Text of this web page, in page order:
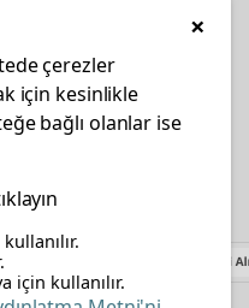
Züccaciye×
çerezler
için kesinlikle
bağlı olanlar ise
için kullanılır.